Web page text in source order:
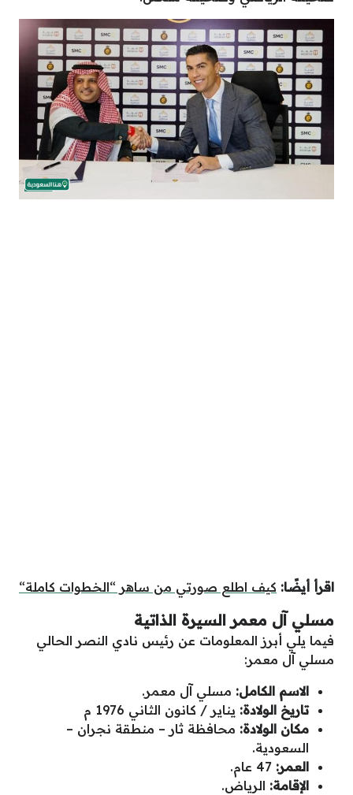
اقرأ أيضًا: كيف اطلع صورتي من ساهر “الخطوات كاملة“
مسلي آل معمر السيرة الذاتية
فيما يلي أبرز المعلومات عن رئيس نادي النصر الحالي
مسلي آل معمر:
الاسم الكامل: مسلي آل معمر.
تاريخ الولادة: يناير / كانون الثاني 1976 م
مكان الولادة: محافظة ثار – منطقة نجران –
السعودية.
العمر:
الإقامة: الرياض.